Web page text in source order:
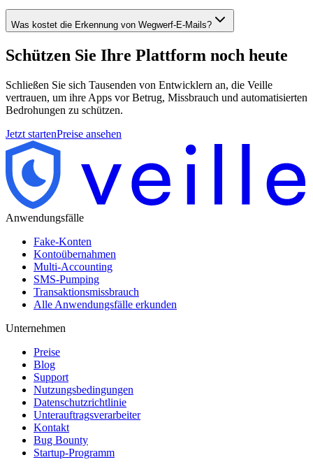
Was kostet die Erkennung von Wegwerf-E-Mails?
Schützen Sie Ihre Plattform noch heute
Schließen Sie sich Tausenden von Entwicklern an, die Veille
vertrauen, um ihre Apps vor Betrug, Missbrauch und automatisierten
Bedrohungen zu schützen.
Jetzt startenPreise ansehen
Anwendungsfälle
Fake-Konten
Kontoübernahmen
Multi-Accounting
SMS-Pumping
Transaktionsmissbrauch
Alle Anwendungsfälle erkunden
Unternehmen
Preise
Blog
Support
Nutzungsbedingungen
Datenschutzrichtlinie
Unterauftragsverarbeiter
Kontakt
Bug Bounty
Startup-Programm